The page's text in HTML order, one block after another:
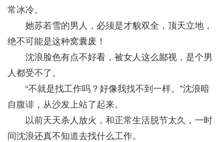
常冰冷。
她苏若雪的男人，必须是才貌双全，顶天立地，
绝不可能是这种窝囊废！
沈浪脸色有点不好看，被女人这么鄙视，是个男
人都受不了。
“不就是找工作吗？好像我找不到一样。”沈浪暗
自腹诽，从沙发上站了起来。
以前天天杀人放火，和正常生活脱节太久，一时
间沈浪还真不知道去找什么工作。